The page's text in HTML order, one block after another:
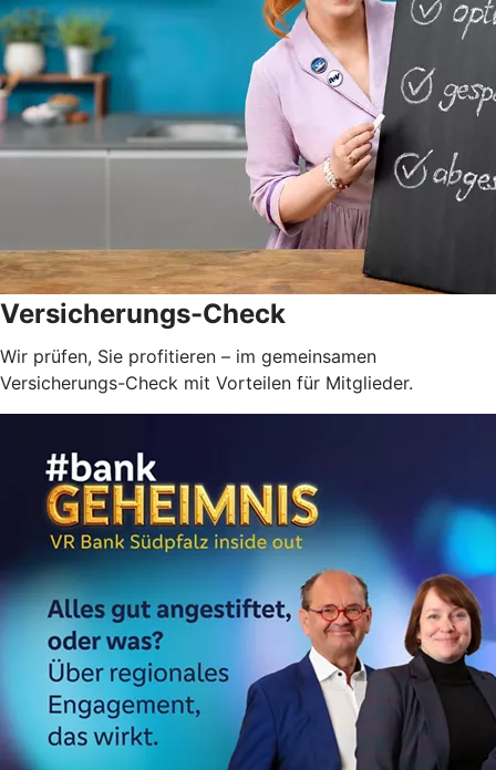
Versicherungs-Check
Wir prüfen, Sie profitieren – im gemeinsamen
Versicherungs-Check mit Vorteilen für Mitglieder.